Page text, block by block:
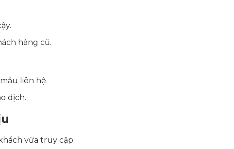
hàng cũ.
liên hệ.
dịch.
vừa truy cập.